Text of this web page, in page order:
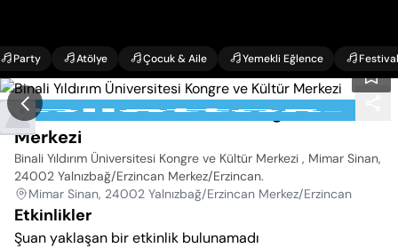
Party Atölye Çocuk & Aile Yemekli Eğlence Festival
Binali Yıldırım Üniversitesi Kongre ve Kültür
Merkezi
Binali Yıldırım Üniversitesi Kongre ve Kültür Merkezi , Mimar Sinan,
24002 Yalnızbağ/Erzincan Merkez/Erzincan.
Mimar Sinan, 24002 Yalnızbağ/Erzincan Merkez/Erzincan
Etkinlikler
Şuan yaklaşan bir etkinlik bulunamadı